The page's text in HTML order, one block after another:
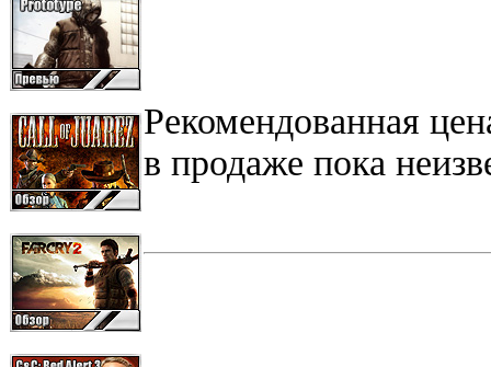
Рекомендованная
в продаже пока